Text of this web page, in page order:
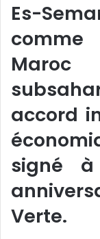
Es-
accord
signé à
Verte.